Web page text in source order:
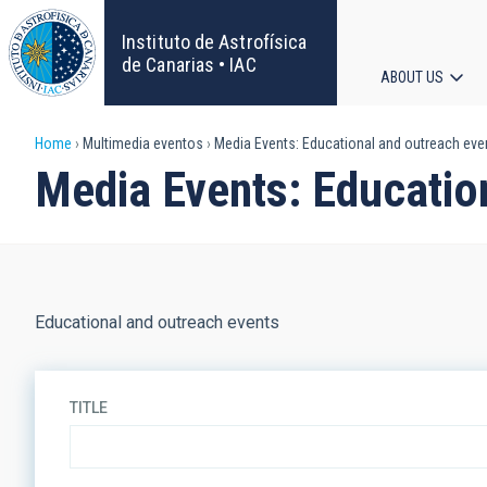
Skip
to
main
content
Instituto de Astrofísica
de Canarias • IAC
ABOUT US
Breadcrumb
Home Multimedia eventos Media Events: Educational and outreach
Media Events:
Educational and outreach events
TITLE